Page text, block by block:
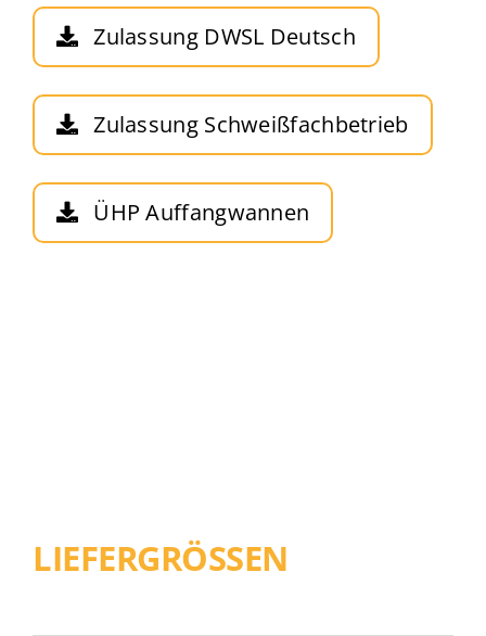
Zulassung DWSL Deutsch
Zulassung Schweißfachbetrieb
ÜHP Auffangwannen
LIEFERGRÖSSEN